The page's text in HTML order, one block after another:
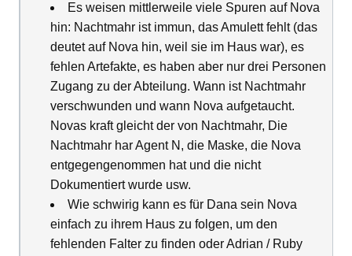
Es weisen mittlerweile viele Spuren auf Nova
hin: Nachtmahr ist immun, das Amulett fehlt (das
deutet auf Nova hin, weil sie im Haus war), es
fehlen Artefakte, es haben aber nur drei Personen
Zugang zu der Abteilung. Wann ist Nachtmahr
verschwunden und wann Nova aufgetaucht.
Novas kraft gleicht der von Nachtmahr, Die
Nachtmahr har Agent N, die Maske, die Nova
entgegengenommen hat und die nicht
Dokumentiert wurde usw.
Wie schwirig kann es für Dana sein Nova
einfach zu ihrem Haus zu folgen, um den
fehlenden Falter zu finden oder Adrian / Ruby